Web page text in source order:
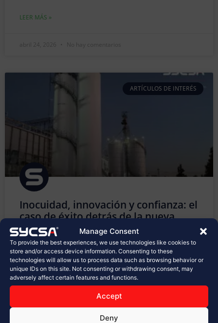
Manage Consent
To provide the best experiences, we use technologies like cookies to
store and/or access device information. Consenting to these
technologies will allow us to process data such as browsing behavior or
unique IDs on this site. Not consenting or withdrawing consent, may
adversely affect certain features and functions.
Accept
Deny
LEER MÁS »
abril 24, 2026 No hay comentarios
ARTÍCULOS DE INTERÉS
Inocuidad, innovación y confianza: el
caso de éxito detrás de la nueva
planta de Sabritas en Celaya
En la industria alimentaria, cada detalle cuenta.
Desde la selección de materias primas hasta el
empaque final, los procesos deben cumplir con los
más altos estándares de calidad, inocuidad y
seguridad. Hoy, en SYCSA®, celebramos con orgullo la
inauguración de la nueva planta de PepsiCo, Sabritas